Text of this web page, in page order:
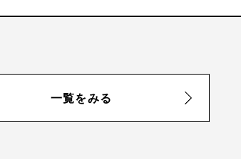
一覧をみる